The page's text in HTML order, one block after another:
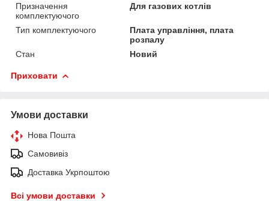
Призначення
комплектуючого
Для газових котлів
Тип комплектуючого
Плата управління, плата
розпалу
Стан
Новий
Приховати
Умови доставки
Нова Пошта
Самовивіз
Доставка Укрпоштою
Всі умови доставки